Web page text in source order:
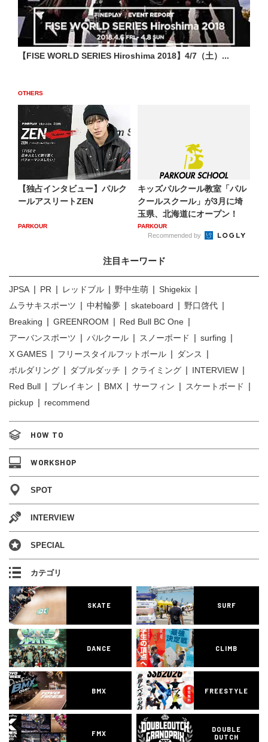
【FISE WORLD SERIES Hiroshima 2018】4/7（土）...
OTHERS
【独占インタビュー】パルク
ールアスリートZEN
PARKOUR
キッズパルクール教室「パル
クールスクール」が3月に埼
玉県、北海道にオープン！
PARKOUR
Recommended by
注目キーワード
JPSA PR レッドブル 野中生萌
Shigekix
ムラサキスポーツ
中村輪夢 skateboard
野口啓代
Breaking
GREENROOM
Red Bull BC One
アーバンスポーツ
パルクール スノーボード
surfing
X GAMES
フリースタイルフットボール
ダンス
ボルダリング
ダブルダッチ クライミング
INTERVIEW
Red Bull
ブレイキン BMX サーフィン
スケートボード
pickup
recommend
HOW TO
WORKSHOP
SPOT
INTERVIEW
SPECIAL
カテゴリ
SKATE SURF
DANCE CLIMB
BMX FREESTYLE
FMX
DOUBLE
DUTCH